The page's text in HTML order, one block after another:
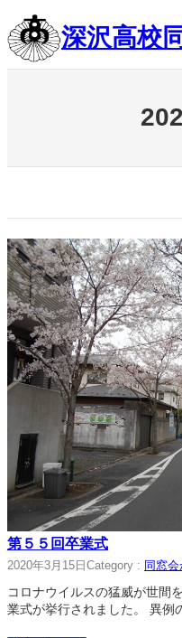
容
を
ス
深沢高校
第５５回卒業式
2020年3月15日 Category : 同窓
コロナウイルスの猛威が世間
業式が挙行されました。 異例